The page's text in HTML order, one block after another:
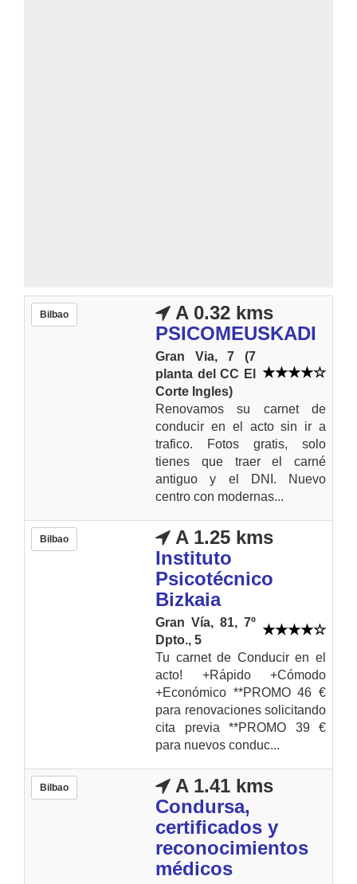
Bilbao
A 0.32 kms
PSICOMEUSKADI
Gran Via, 7 (7
planta del CC El
Corte Ingles)
Renovamos su carnet de
conducir en el acto sin ir a
trafico. Fotos gratis, solo
tienes que traer el carné
antiguo y el DNI. Nuevo
centro con modernas...
Bilbao
A 1.25 kms
Instituto
Psicotécnico
Bizkaia
Gran Vía, 81, 7º
Dpto., 5
Tu carnet de Conducir en el
acto! +Rápido +Cómodo
+Económico **PROMO 46 €
para renovaciones solicitando
cita previa **PROMO 39 €
para nuevos conduc...
Bilbao
A 1.41 kms
Condursa,
certificados y
reconocimientos
médicos